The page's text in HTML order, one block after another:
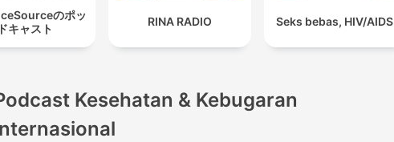
のポッ
キャスト
RINA RADIO Seks bebas, HIV/AIDS
Kesehatan & Kebugaran